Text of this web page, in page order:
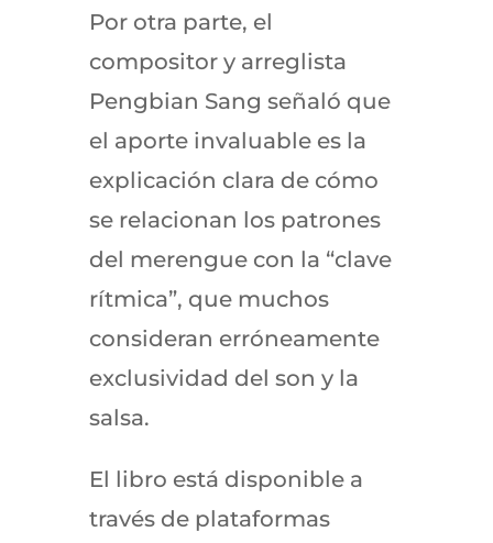
Por otra parte, el
compositor y arreglista
Pengbian Sang señaló que
el aporte invaluable es la
explicación clara de cómo
se relacionan los patrones
del merengue con la “clave
rítmica”, que muchos
consideran erróneamente
exclusividad del son y la
salsa.
El libro está disponible a
través de plataformas